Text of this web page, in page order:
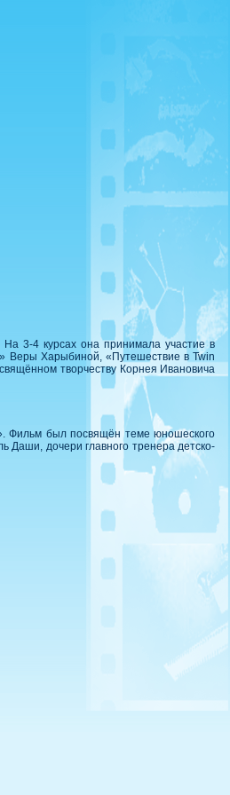
3-4 курсах она принимала участие в
Веры Харыбиной, «Путешествие в Twin
творчеству Корнея Ивановича
Фильм был посвящён теме юношеского
Даши, дочери главного тренера детско-